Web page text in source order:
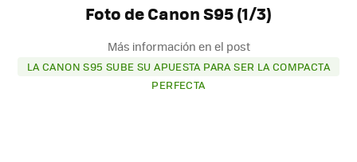
Foto de Canon S95 (1/3)
Más información en el post
LA CANON S95 SUBE SU APUESTA PARA SER LA COMPACTA
PERFECTA